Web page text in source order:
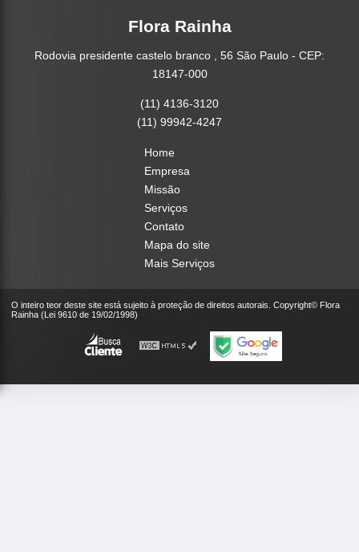
Flora Rainha
Rodovia presidente castelo branco , 56 São Paulo - CEP:
18147-000
(11) 4136-3120
(11) 99942-4247
Home
Empresa
Missão
Serviços
Contato
Mapa do site
Mais Serviços
O inteiro teor deste site está sujeito à proteção de direitos autorais. Copyright© Flora
Rainha (Lei 9610 de 19/02/1998)